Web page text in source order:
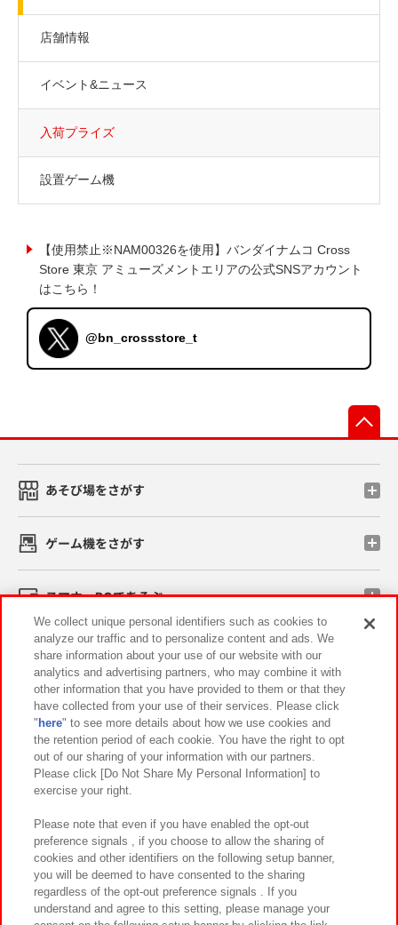
店舗情報
イベント&ニュース
入荷プライズ
設置ゲーム機
【使用禁止※NAM00326を使用】バンダイナムコ Cross
Store 東京 アミューズメントエリアの公式SNSアカウント
はこちら！
@bn_crossstore_t
あそび場をさがす
ゲーム機をさがす
スマホ・PCであそぶ
イベント・キャンペーン
関連会社 サステナビリティ サイトポリシー
プライバシーポリシー ウェブアクセシビリティ方針と検証結果
お取引先さまとともに
カスタマーハラスメント対応方針 よくあるご質問・お問い合わせ
We collect unique personal identifiers such as cookies to
analyze our traffic and to personalize content and ads. We
share information about your use of our website with our
analytics and advertising partners, who may combine it with
other information that you have provided to them or that they
have collected from your use of their services. Please click
" here" to see more details about how we use cookies and
the retention period of each cookie. You have the right to opt
out of our sharing of your information with our partners.
Please click [Do Not Share My Personal Information] to
exercise your right.
Please note that even if you have enabled the opt-out
preference signals , if you choose to allow the sharing of
cookies and other identifiers on the following setup banner,
you will be deemed to have consented to the sharing
regardless of the opt-out preference signals . If you
understand and agree to this setting, please manage your